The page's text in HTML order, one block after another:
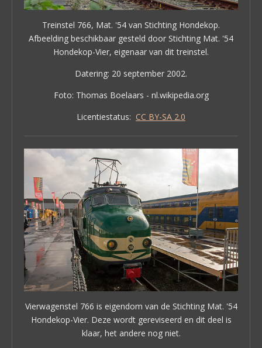
Treinstel 766, Mat. '54 van Stichting Hondekop.
Afbeelding beschikbaar gesteld door Stichting Mat. '54
Hondekop-Vier, eigenaar van dit treinstel.
Datering: 20 september 2002.
Foto: Thomas Boelaars - nl.wikipedia.org
Licentiestatus: CC BY-SA 2.0
Vierwagenstel 766 is eigendom van de Stichting Mat. '54
Hondekop-Vier. Deze wordt gereviseerd en dit deel is
klaar, het andere nog niet.